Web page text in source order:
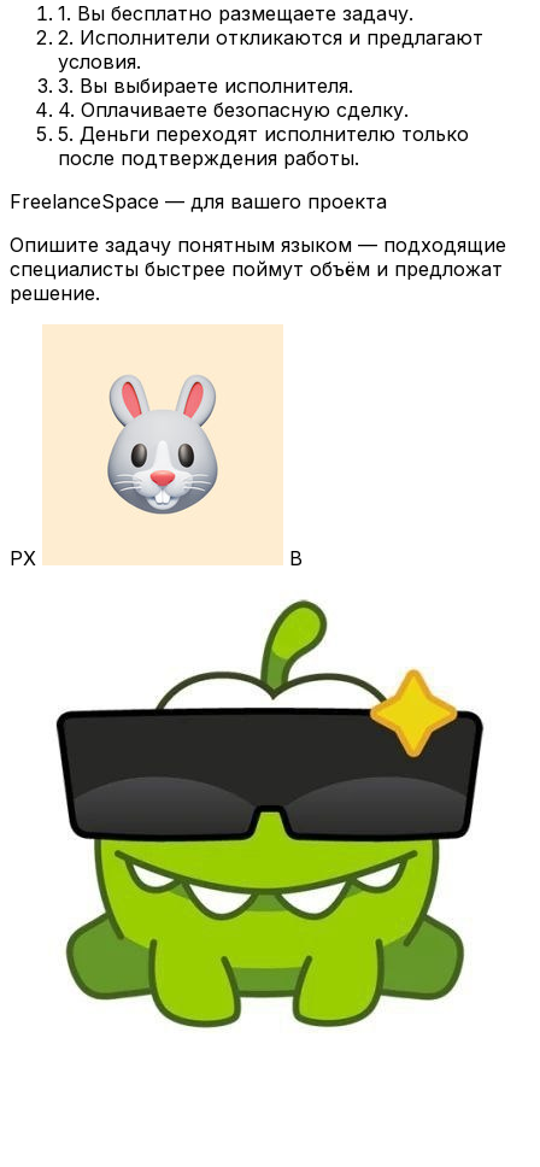
1. Вы бесплатно размещаете задачу.
2. Исполнители откликаются и предлагают
условия.
3. Вы выбираете исполнителя.
4. Оплачиваете безопасную сделку.
5. Деньги переходят исполнителю только
после подтверждения работы.
FreelanceSpace — для вашего проекта
Опишите задачу понятным языком — подходящие
специалисты быстрее поймут объём и предложат
решение.
РХ В